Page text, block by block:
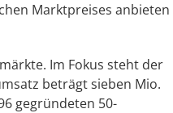
Marktpreises anbieten
Im Fokus steht der
beträgt sieben Mio.
gegründeten 50-